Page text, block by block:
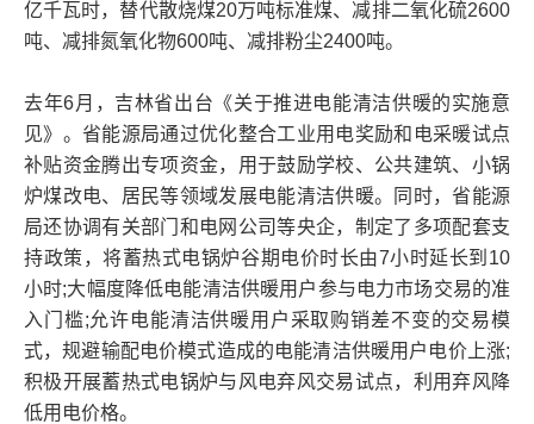
亿千瓦时，替代散烧煤20万吨标准煤、减排二氧化硫2600
吨、减排氮氧化物600吨、减排粉尘2400吨。
去年6月，吉林省出台《关于推进电能清洁供暖的实施意
见》。省能源局通过优化整合工业用电奖励和电采暖试点
补贴资金腾出专项资金，用于鼓励学校、公共建筑、小锅
炉煤改电、居民等领域发展电能清洁供暖。同时，省能源
局还协调有关部门和电网公司等央企，制定了多项配套支
持政策，将蓄热式电锅炉谷期电价时长由7小时延长到10
小时;大幅度降低电能清洁供暖用户参与电力市场交易的准
入门槛;允许电能清洁供暖用户采取购销差不变的交易模
式，规避输配电价模式造成的电能清洁供暖用户电价上涨;
积极开展蓄热式电锅炉与风电弃风交易试点，利用弃风降
低用电价格。